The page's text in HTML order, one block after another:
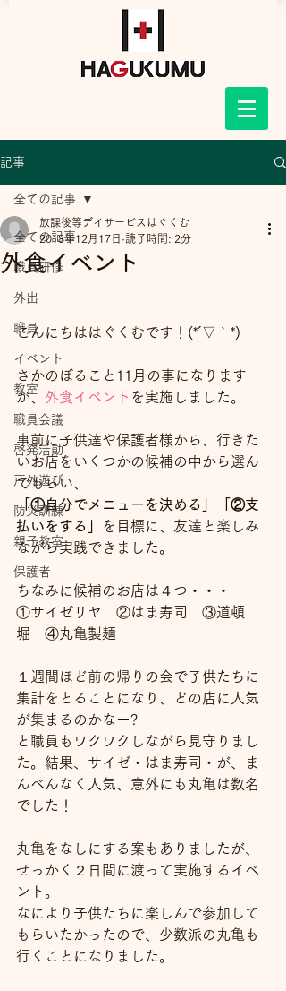
記事
全ての記事
職員研修
外出
職員
イベント
教室
職員会議
啓発活動
戸外遊び
防災訓練
親子教室
保護者
全ての記事
外食イベント
放課後等デイサービスはぐくむ
2018年12月17日 読了時間: 2分
こんにちははぐくむです！(*´▽｀*)
さかのぼること11月の事になります
が、 外食イベント を実施しました。
事前に子供達や保護者様から、行きた
いお店をいくつかの候補の中から選ん
でもらい、
「①自分でメニューを決める」「②支
払いをする」
を目標に、友達と楽しみ
ながら実践できました。
ちなみに候補のお店は４つ・・・
①サイゼリヤ　②はま寿司　③道頓
堀　④丸亀製麺
１週間ほど前の帰りの会で子供たちに
集計をとることになり、どの店に人気
が集まるのかなー?
と職員もワクワクしながら見守りまし
た。結果、サイゼ・はま寿司・が、ま
んべんなく人気、意外にも丸亀は数名
でした！
丸亀をなしにする案もありましたが、
せっかく２日間に渡って実施するイベ
ント。
なにより子供たちに楽しんで参加して
もらいたかったので、少数派の丸亀も
行くことになりました。